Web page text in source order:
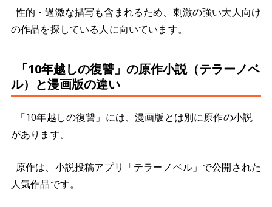
性的・過激な描写も含まれるため、刺激の強い大人向け
の作品を探している人に向いています。
「10年越しの復讐」の原作小説（テラーノベ
ル）と漫画版の違い
「10年越しの復讐」には、漫画版とは別に原作の小説
があります。
原作は、小説投稿アプリ「テラーノベル」で公開された
人気作品です。